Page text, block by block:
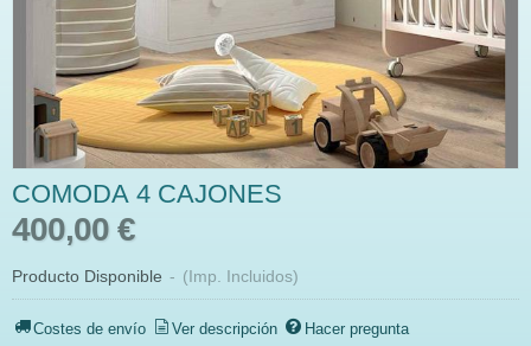
COMODA 4 CAJONES
400,00 €
Producto Disponible - (Imp. Incluidos)
Costes de envío Ver descripción Hacer pregunta